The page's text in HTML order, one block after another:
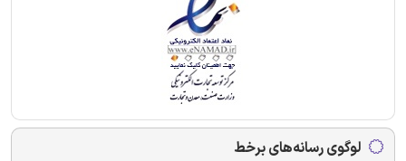
لوگوی رسانه‌های برخط